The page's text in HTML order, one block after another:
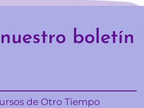
boletín
de Otro Tiempo